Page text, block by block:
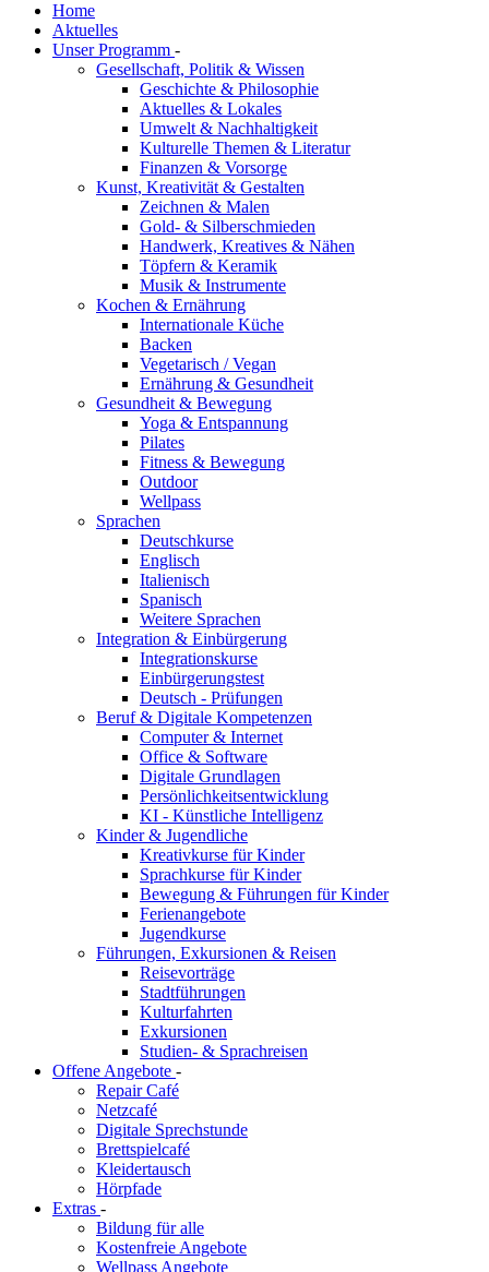
Home
Aktuelles
Unser Programm -
Gesellschaft, Politik & Wissen
Geschichte & Philosophie
Aktuelles & Lokales
Umwelt & Nachhaltigkeit
Kulturelle Themen & Literatur
Finanzen & Vorsorge
Kunst, Kreativität & Gestalten
Zeichnen & Malen
Gold- & Silberschmieden
Handwerk, Kreatives & Nähen
Töpfern & Keramik
Musik & Instrumente
Kochen & Ernährung
Internationale Küche
Backen
Vegetarisch / Vegan
Ernährung & Gesundheit
Gesundheit & Bewegung
Yoga & Entspannung
Pilates
Fitness & Bewegung
Outdoor
Wellpass
Sprachen
Deutschkurse
Englisch
Italienisch
Spanisch
Weitere Sprachen
Integration & Einbürgerung
Integrationskurse
Einbürgerungstest
Deutsch - Prüfungen
Beruf & Digitale Kompetenzen
Computer & Internet
Office & Software
Digitale Grundlagen
Persönlichkeitsentwicklung
KI - Künstliche Intelligenz
Kinder & Jugendliche
Kreativkurse für Kinder
Sprachkurse für Kinder
Bewegung & Führungen für Kinder
Ferienangebote
Jugendkurse
Führungen, Exkursionen & Reisen
Reisevorträge
Stadtführungen
Kulturfahrten
Exkursionen
Studien- & Sprachreisen
Offene Angebote -
Repair Café
Netzcafé
Digitale Sprechstunde
Brettspielcafé
Kleidertausch
Hörpfade
Extras -
Bildung für alle
Kostenfreie Angebote
Wellpass Angebote